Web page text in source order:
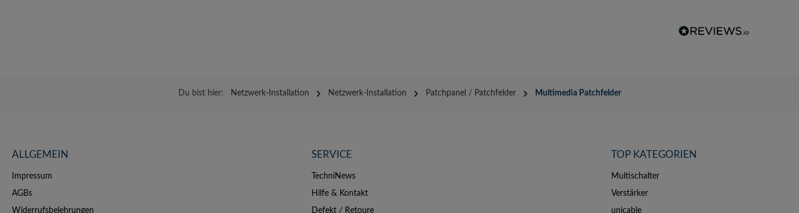
Du bist hier: Netzwerk-Installation Netzwerk-Installation Patchpanel / Patchfelder Multimedia Patchfelder
ALLGEMEIN
Impressum
AGBs
Widerrufsbelehrungen
SERVICE
TechniNews
Hilfe & Kontakt
Defekt / Retoure
TOP KATEGORIEN
Multischalter
Verstärker
unicable